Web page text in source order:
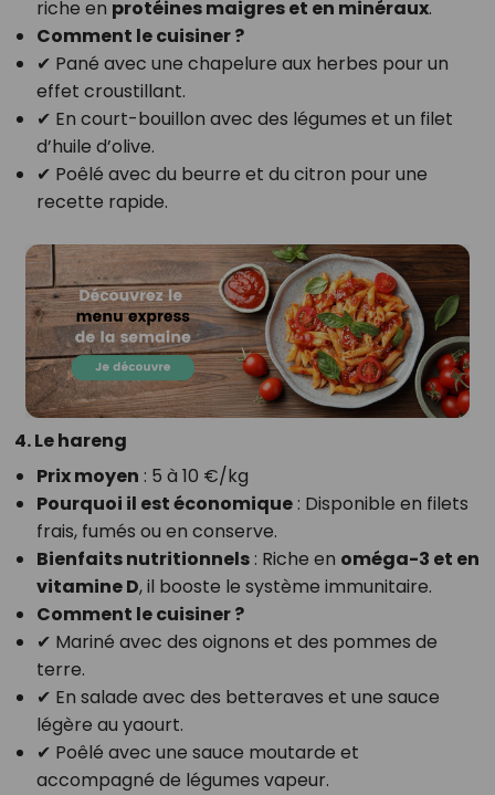
riche en protéines maigres et en minéraux.
Comment le cuisiner ?
✔ Pané avec une chapelure aux herbes pour un
effet croustillant.
✔ En court-bouillon avec des légumes et un filet
d’huile d’olive.
✔ Poêlé avec du beurre et du citron pour une
recette rapide.
4. Le hareng
Prix moyen : 5 à 10 €/kg
Pourquoi il est économique: Disponible en filets
frais, fumés ou en conserve.
Bienfaits nutritionnels: Riche en oméga-3 et en
vitamine D, il booste le système immunitaire.
Comment le cuisiner ?
✔ Mariné avec des oignons et des pommes de
terre.
✔ En salade avec des betteraves et une sauce
légère au yaourt.
✔ Poêlé avec une sauce moutarde et
accompagné de légumes vapeur.